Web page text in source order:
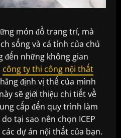
món đồ trang trí, mà
sống và cá tính của chủ
đến những không gian
công ty thi công nội thất
định vị thế của mình
sẽ giới thiệu chi tiết về
cấp đến quy trình làm
tại sao nên chọn ICEP
dự án nội thất của bạn.